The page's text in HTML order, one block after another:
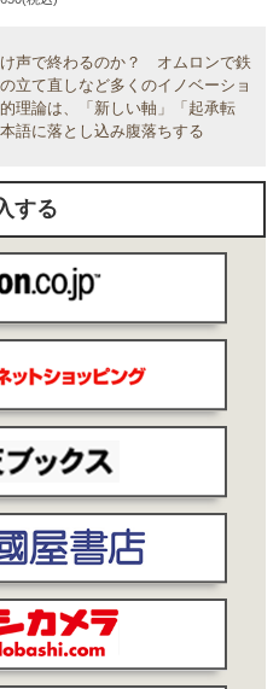
声で終わるのか？ オムロンで鉄
立て直しなど多くのイノベーショ
理論は、「新しい軸」「起承転
語に落とし込み腹落ちする
する